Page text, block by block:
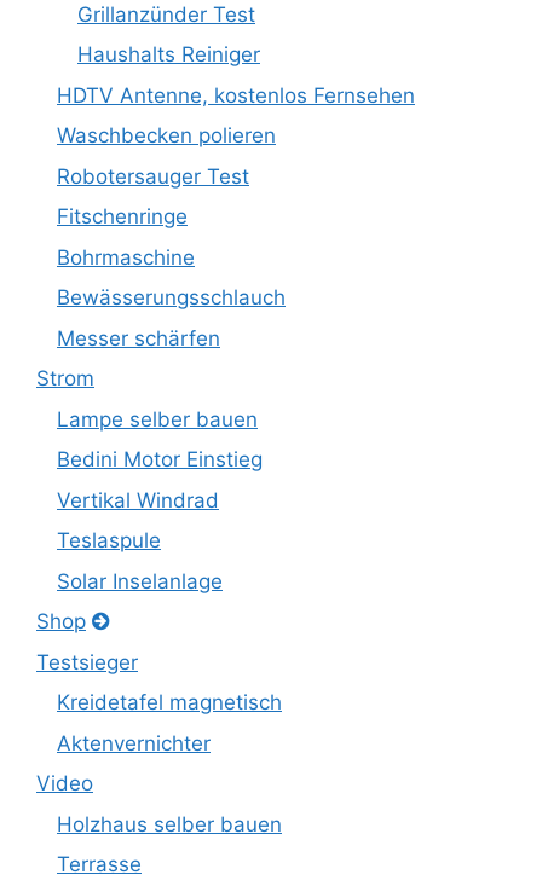
Grillanzünder Test
Haushalts Reiniger
HDTV Antenne, kostenlos Fernsehen
Waschbecken polieren
Robotersauger Test
Fitschenringe
Bohrmaschine
Bewässerungsschlauch
Messer schärfen
Strom
Lampe selber bauen
Bedini Motor Einstieg
Vertikal Windrad
Teslaspule
Solar Inselanlage
Shop
Testsieger
Kreidetafel magnetisch
Aktenvernichter
Video
Holzhaus selber bauen
Terrasse